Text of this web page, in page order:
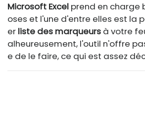
Microsoft Excel prend en charge
oses et l'une d'entre elles est la
er liste des marqueurs à votre
alheureusement, l'outil n'offre
e de le faire, ce qui est assez